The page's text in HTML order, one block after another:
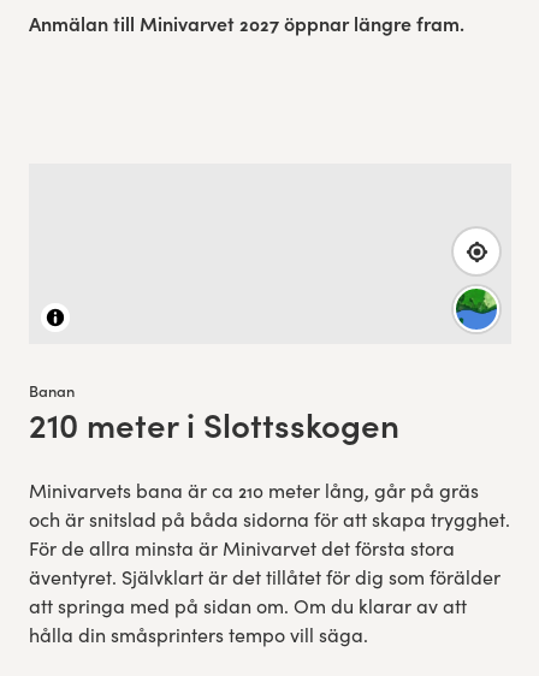
Anmälan till Minivarvet 2027 öppnar längre fram.
Banan
:210 meter i Slottsskogen
Minivarvets bana är ca 210 meter lång, går på gräs
och är snitslad på båda sidorna för att skapa trygghet.
För de allra minsta är Minivarvet det första stora
äventyret. Självklart är det tillåtet för dig som förälder
att springa med på sidan om. Om du klarar av att
hålla din småsprinters tempo vill säga.